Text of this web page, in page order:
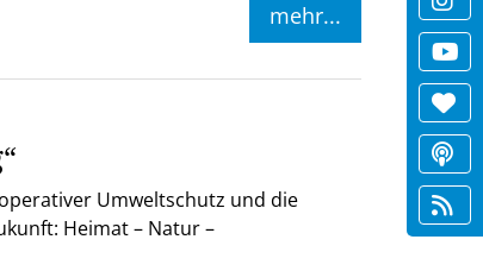
mehr...
Umweltschutz und die
Heimat – Natur –